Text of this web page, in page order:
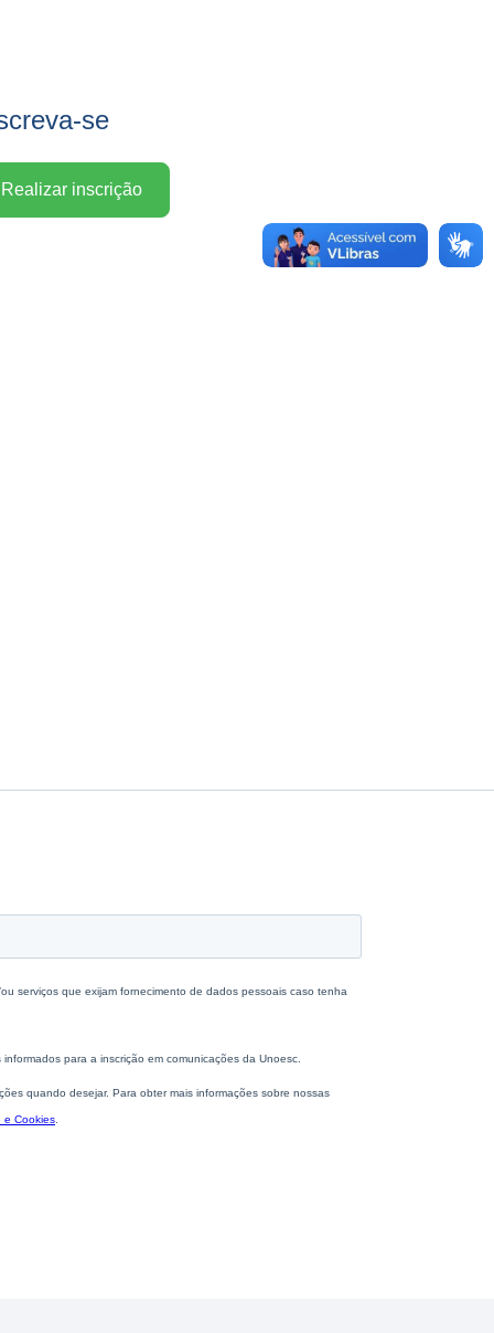
se
Realizar inscrição